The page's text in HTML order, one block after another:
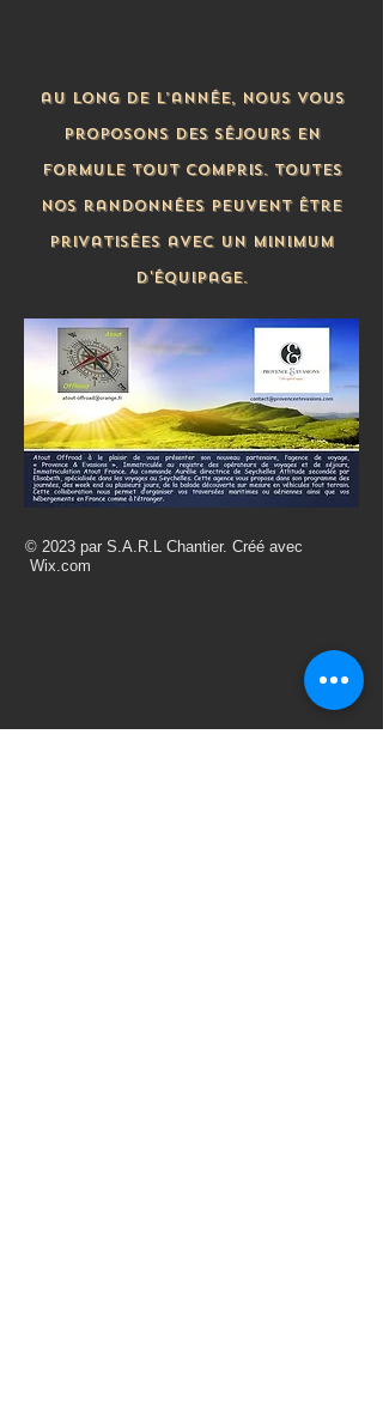
au long de l’année, nous vous
proposons des séjours en
formule tout compris. Toutes
nos randonnées peuvent être
privatisées avec un minimum
d'équipage.
© 2023 par S.A.R.L Chantier. Créé avec
Wix.com